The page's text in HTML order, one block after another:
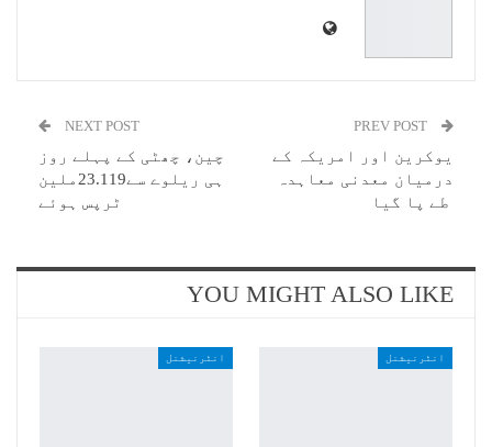
یوکرین اور امریکہ کے
درمیان معدنی معاہدہ
طے پا گیا
NEXT POST
چین، چھٹی کے پہلے روز
ہی ریلوے سے23.119ملین
ٹرپس ہوئے
YOU MIGHT ALSO LIKE
انٹرنیشنل انٹرنیشنل